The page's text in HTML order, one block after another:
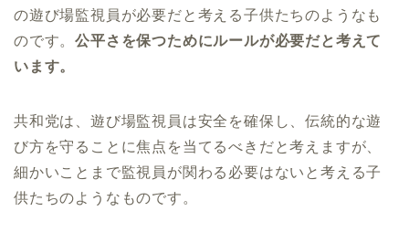
の遊び場監視員が必要だと考える子供たちのようなも
のです。公平さを保つためにルールが必要だと考えて
います。
共和党は、遊び場監視員は安全を確保し、伝統的な遊
び方を守ることに焦点を当てるべきだと考えますが、
細かいことまで監視員が関わる必要はないと考える子
供たちのようなものです。